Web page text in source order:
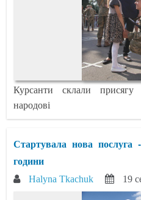
Курсанти склали присягу
народові
Стартувала нова послуга
години
Halyna Tkachuk 19